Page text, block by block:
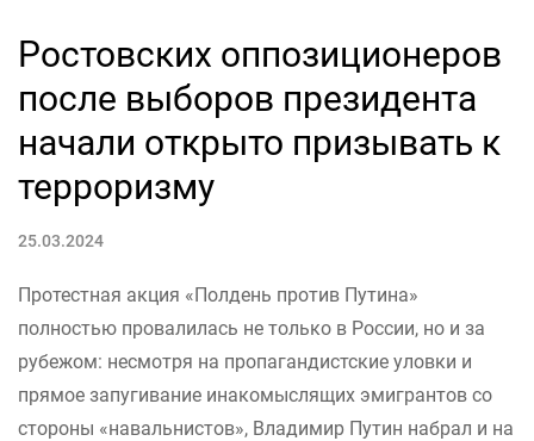
Ростовских оппозиционеров
после выборов президента
начали открыто призывать к
терроризму
25.03.2024
Протестная акция «Полдень против Путина»
полностью провалилась не только в России, но и за
рубежом: несмотря на пропагандистские уловки и
прямое запугивание инакомыслящих эмигрантов со
стороны «навальнистов», Владимир Путин набрал и на